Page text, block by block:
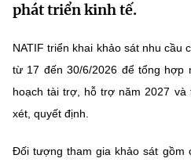
Sở Khoa học và Công nghệ
Chuyển đổi số
Hệ thống văn bản
Văn bản chỉ đạo điều hành
THỐNG KÊ
phát triển kinh tế.
NATIF triển khai khảo sát nhu cầu
từ 17 đến 30/6/2026 để tổng hợp
hoạch tài trợ, hỗ trợ năm 2027 và
xét, quyết định.
Đối tượng tham gia khảo sát gồm